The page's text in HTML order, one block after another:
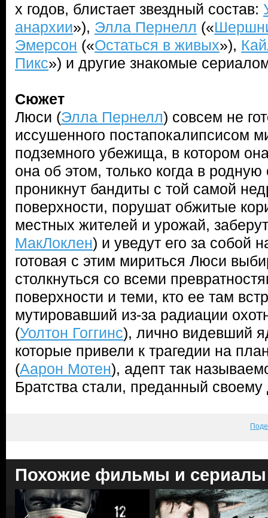
х годов, блистает звездный состав:
анархии»), Элла Пернелл («
Эмерсон («Остаться в живых»),
Пикс») и другие знакомые
Сюжет
Люси (Элла Пернелл) совсем не
иссушенного постапокалипсисом
подземного убежища, в котором
она об этом, только когда в родную
проникнут бандиты с той самой
поверхности, порушат обжитые
местных жителей и урожай,
МакЛоклен) и уведут его за собой
готовая с этим мириться Люси
столкнуться со всеми
поверхности и теми, кто ее там
мутировавший из-за радиации
(Уолтон Гоггинс), лично видевший
которые привели к трагедии на
(Аарон Мотен), адепт так
Братства стали, преданный своему
Похожие фильмы и сериалы